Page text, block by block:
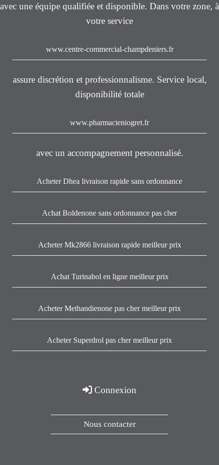
avec une équipe qualifiée et disponible. Dans votre zone, à
votre service
www.centre-commercial-champdeniers.fr
assure discrétion et professionnalisme. Service local,
disponibilité totale
www.pharmacieniogret.fr
avec un accompagnement personnalisé.
Acheter Dhea livraison rapide sans ordonnance
Achat Boldenone sans ordonnance pas cher
Acheter Mk2866 livraison rapide meilleur prix
Achat Turinabol en ligne meilleur prix
Acheter Methandienone pas cher meilleur prix
Acheter Superdrol pas cher meilleur prix
Connexion
Nous contacter